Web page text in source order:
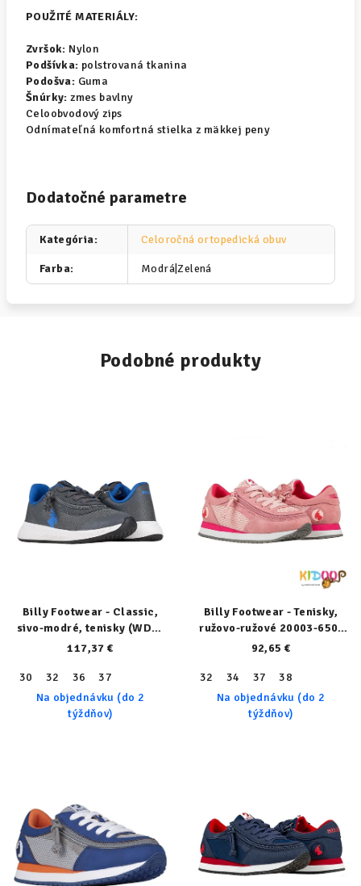
POUŽITÉ MATERIÁLY:
Zvršok: Nylon
Podšívka: polstrovaná tkanina
Podošva: Guma
Šnúrky: zmes bavlny
Celoobvodový zips
Odnímateľná komfortná stielka z mäkkej peny
Dodatočné parametre
Kategória: Celoročná ortopedická obuv
Farba: Modrá|Zelená
Podobné produkty
Billy Footwear - Classic,
sivo-modré, tenisky (WDR)
21314-021-W
117,37 €
30 32 36
37
Na objednávku (do 2
týždňov)
Billy Footwear - Tenisky,
ružovo-ružové 20003-650-
normal
92,65 €
32 34 37
38
Na objednávku (do 2
týždňov)